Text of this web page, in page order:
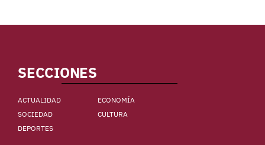
SECCIONES
ACTUALIDAD
ECONOMÍA
SOCIEDAD
CULTURA
DEPORTES